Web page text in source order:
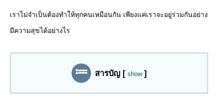
เราไม่จำเป็นต้องทำให้ทุกคนเหมือนกัน เพียงแค่เราจะอยู่ร่วมกันอย่าง
มีความสุขได้อย่างไร
สารบัญ [ show ]